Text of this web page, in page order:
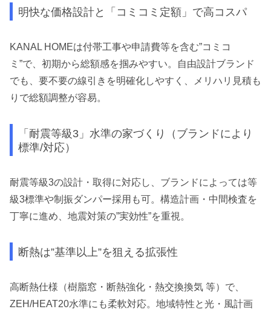
明快な価格設計と「コミコミ定額」で高コスパ
KANAL HOMEは付帯工事や申請費等を含む”コミコ
ミ”で、初期から総額感を掴みやすい。自由設計ブランド
でも、要不要の線引きを明確化しやすく、メリハリ見積も
りで総額調整が容易。
「耐震等級3」水準の家づくり（ブランドにより
標準/対応）
耐震等級3の設計・取得に対応し、ブランドによっては等
級3標準や制振ダンパー採用も可。構造計画・中間検査を
丁寧に進め、地震対策の”実効性”を重視。
断熱は”基準以上”を狙える拡張性
高断熱仕様（樹脂窓・断熱強化・熱交換換気 等）で、
ZEH/HEAT20水準にも柔軟対応。地域特性と光・風計画